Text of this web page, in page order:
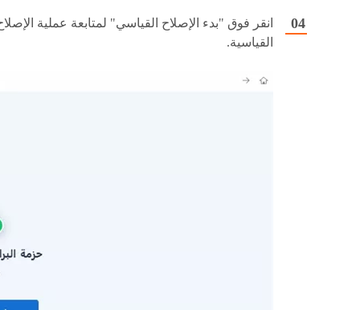
انقر فوق "بدء الإصلاح القياسي" لمتابعة عملية
القياسية.